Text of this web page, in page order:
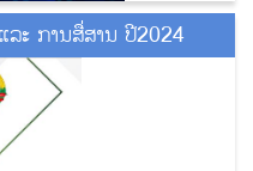
ະ ການສື່ສານ ປີ2024